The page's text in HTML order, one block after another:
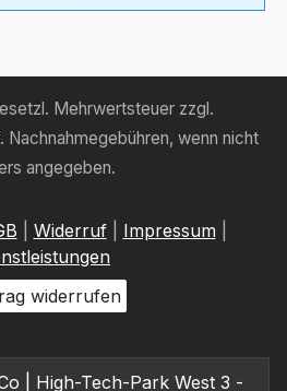
Mehrwertsteuer zzgl.
Nachnahmegebühren, wenn nicht
angegeben.
Widerruf| Impressum
widerrufen
| High-Tech-Park West 3 -